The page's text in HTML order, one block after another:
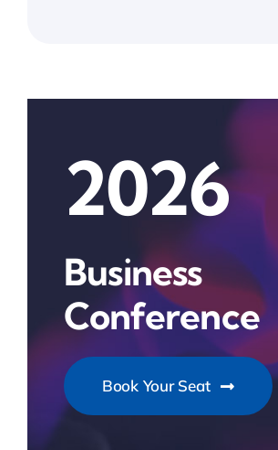
2026
Business
Conference
Book Your Seat